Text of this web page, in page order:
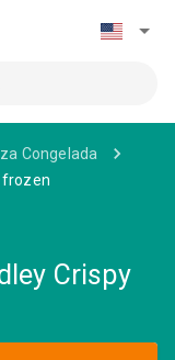
Congelada
frozen
Crispy